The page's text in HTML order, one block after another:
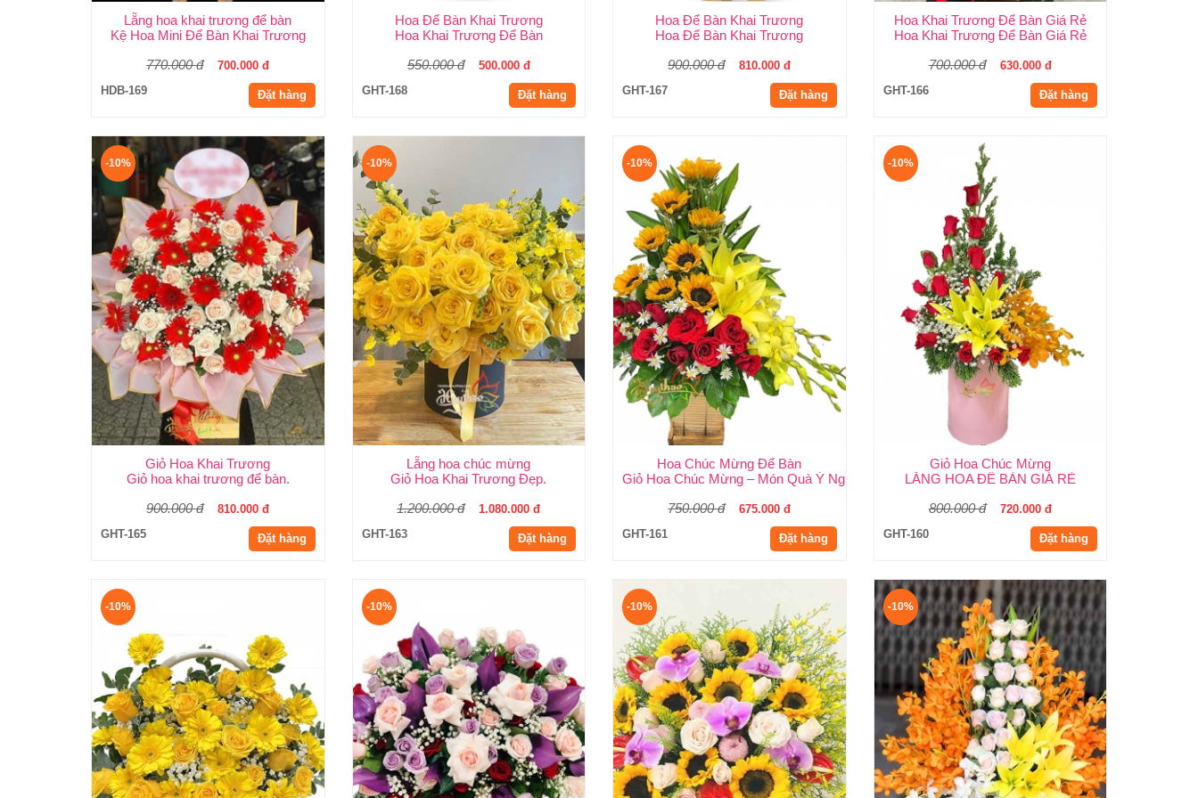
Lẵng hoa khai trương để bàn
Kệ Hoa Mini Để Bàn Khai Trương
770.000 đ
700.000 đ
HDB-169
Đặt hàng
Hoa Để Bàn Khai Trương
Hoa Khai Trương Để Bàn
550.000 đ
500.000 đ
GHT-168
Đặt hàng
Hoa Để Bàn Khai Trương
Hoa Để Bàn Khai Trương
900.000 đ
810.000 đ
GHT-167
Đặt hàng
Hoa Khai Trương Để Bàn Giá Rẻ
Hoa Khai Trương Để Bàn Giá Rẻ
700.000 đ
630.000 đ
GHT-166
Đặt hàng
-10%
Giỏ Hoa Khai Trương
Giỏ hoa khai trương để bàn.
900.000 đ
810.000 đ
GHT-165
Đặt hàng
-10%
Lẵng hoa chúc mừng
Giỏ Hoa Khai Trương Đẹp.
1.200.000 đ
1.080.000 đ
GHT-163
Đặt hàng
-10%
Hoa Chúc Mừng Để Bàn
Giỏ Hoa Chúc Mừng – Món Quà Ý Nghĩa Cho Mọi Dịp Từ Shop Hoa Huy Thảo
750.000 đ
675.000 đ
GHT-161
Đặt hàng
-10%
Giỏ Hoa Chúc Mừng
LẴNG HOA ĐỂ BÀN GIÁ RẺ
800.000 đ
720.000 đ
GHT-160
Đặt hàng
-10% -10% -10% -10%